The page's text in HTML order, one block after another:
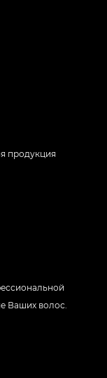
продукция
Ваших волос.